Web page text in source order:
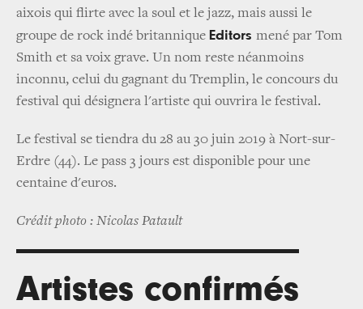
aixois qui flirte avec la soul et le jazz, mais aussi le
groupe de rock indé britannique Editors mené par Tom
Smith et sa voix grave. Un nom reste néanmoins
inconnu, celui du gagnant du Tremplin, le concours du
festival qui désignera l'artiste qui ouvrira le festival.
Le festival se tiendra du 28 au 30 juin 2019 à Nort-sur-
Erdre (44). Le pass 3 jours est disponible pour une
centaine d'euros.
Crédit photo : Nicolas Patault
Artistes confirmés